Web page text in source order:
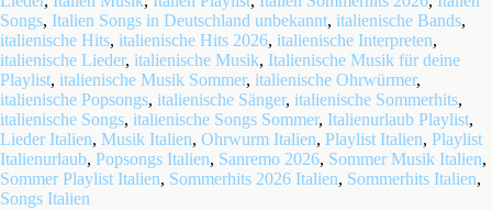
Songs, Italien Songs in Deutschland unbekannt, italienische Bands,
italienische Hits, italienische Hits 2026, italienische Interpreten,
italienische Lieder, italienische Musik, Italienische Musik für deine
Playlist, italienische Musik Sommer, italienische Ohrwürmer,
italienische Popsongs, italienische Sänger, italienische Sommerhits,
italienische Songs, italienische Songs Sommer, Italienurlaub Playlist,
Lieder Italien, Musik Italien, Ohrwurm Italien, Playlist Italien, Playlist
Italienurlaub, Popsongs Italien, Sanremo 2026, Sommer Musik Italien,
Sommer Playlist Italien, Sommerhits 2026 Italien, Sommerhits Italien,
Songs Italien